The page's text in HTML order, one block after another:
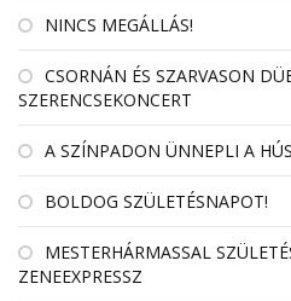
NINCS MEGÁLLÁS!
CSORNÁN ÉS SZARVASON
SZERENCSEKONCERT
A SZÍNPADON ÜNNEPLI A
BOLDOG SZÜLETÉSNAPOT!
MESTERHÁRMASSAL
ZENEEXPRESSZ